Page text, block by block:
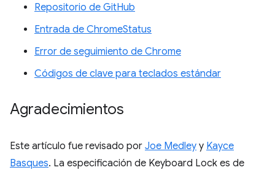
Repositorio de GitHub
Entrada de ChromeStatus
Error de seguimiento de Chrome
Códigos de clave para teclados estándar
Agradecimientos
Este artículo fue revisado por Joe Medley y Kayce
Basques. La especificación de Keyboard Lock es de